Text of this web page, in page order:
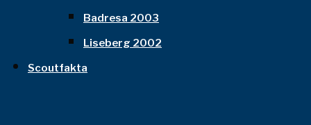
Badresa 2003
Liseberg 2002
Scoutfakta